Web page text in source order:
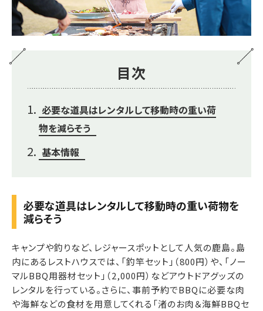
目次
必要な道具はレンタルして移動時の重い荷
物を減らそう
基本情報
必要な道具はレンタルして移動時の重い荷物を
減らそう
キャンプや釣りなど、レジャースポットとして人気の鹿島。島
内にあるレストハウスでは、「釣竿セット」（800円）や、「ノー
マルBBQ用器材セット」（2,000円）などアウトドアグッズの
レンタルを行っている。さらに、事前予約でBBQに必要な肉
や海鮮などの食材を用意してくれる「渚のお肉＆海鮮BBQセ